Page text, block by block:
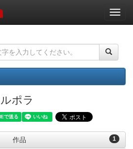
ナ
ビ
ー
ョ
ン
ポラ
1
作品